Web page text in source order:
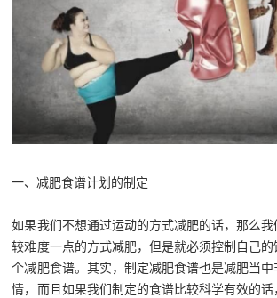
一、减肥食谱计划的制定
如果我们不想通过运动的方式减肥的话，那么
较难度一点的方式减肥，但是就必须控制自己
个减肥食谱。其实，制定减肥食谱也是减肥当
情，而且如果我们制定的食谱比较科学有效的话